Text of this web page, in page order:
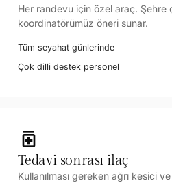
Her randevu için özel araç. Şehre
koordinatörümüz öneri sunar.
Tüm seyahat günlerinde
Çok dilli destek personel
medication
Tedavi sonrası ilaç
Kullanılması gereken ağrı kesici